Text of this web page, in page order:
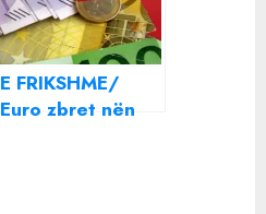
E FRIKSHME/
Euro zbret nën